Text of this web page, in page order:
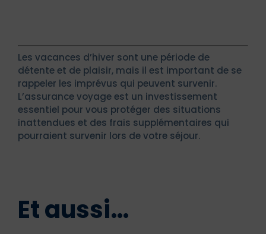
Les vacances d’hiver sont une période de
détente et de plaisir, mais il est important de se
rappeler les imprévus qui peuvent survenir.
L’assurance voyage est un investissement
essentiel pour vous protéger des situations
inattendues et des frais supplémentaires qui
pourraient survenir lors de votre séjour.
Et aussi…